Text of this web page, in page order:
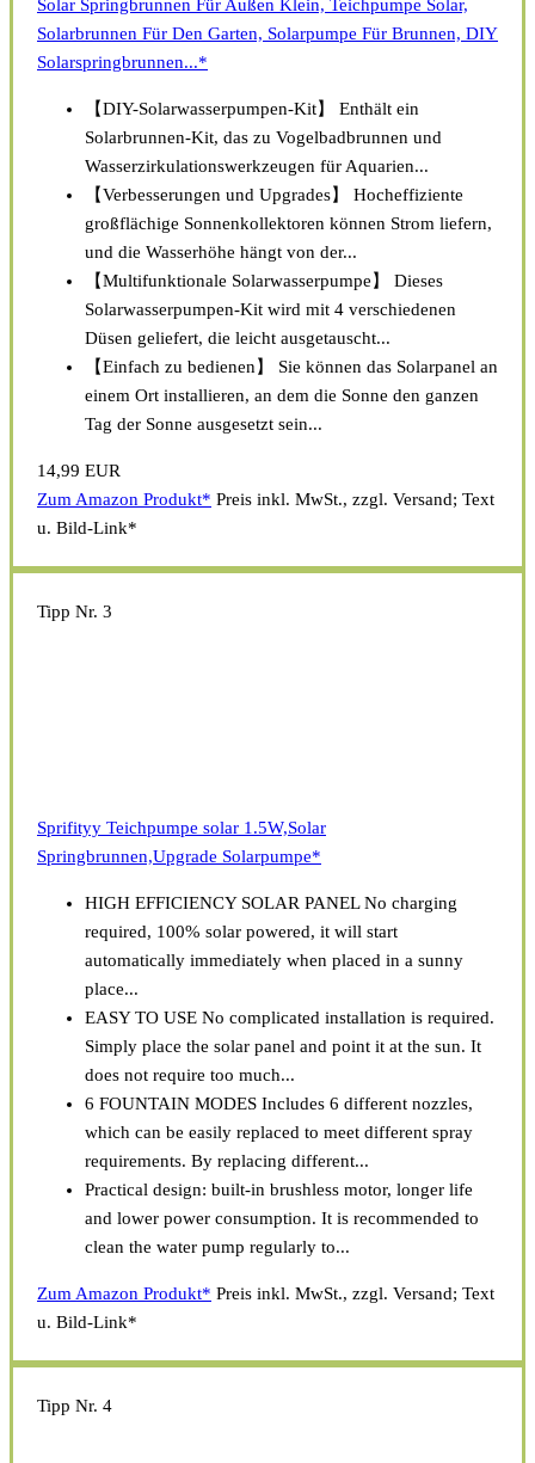
Solar Springbrunnen Für Außen Klein, Teichpumpe Solar,
Solarbrunnen Für Den Garten, Solarpumpe Für Brunnen, DIY
Solarspringbrunnen...*
【DIY-Solarwasserpumpen-Kit】 Enthält ein
Solarbrunnen-Kit, das zu Vogelbadbrunnen und
Wasserzirkulationswerkzeugen für Aquarien...
【Verbesserungen und Upgrades】 Hocheffiziente
großflächige Sonnenkollektoren können Strom liefern,
und die Wasserhöhe hängt von der...
【Multifunktionale Solarwasserpumpe】 Dieses
Solarwasserpumpen-Kit wird mit 4 verschiedenen
Düsen geliefert, die leicht ausgetauscht...
【Einfach zu bedienen】 Sie können das Solarpanel an
einem Ort installieren, an dem die Sonne den ganzen
Tag der Sonne ausgesetzt sein...
14,99 EUR
Zum Amazon Produkt* Preis inkl. MwSt., zzgl. Versand; Text
u. Bild-Link*
Tipp Nr. 3
Sprifityy Teichpumpe solar 1.5W,Solar
Springbrunnen,Upgrade Solarpumpe*
HIGH EFFICIENCY SOLAR PANEL No charging
required, 100% solar powered, it will start
automatically immediately when placed in a sunny
place...
EASY TO USE No complicated installation is required.
Simply place the solar panel and point it at the sun. It
does not require too much...
6 FOUNTAIN MODES Includes 6 different nozzles,
which can be easily replaced to meet different spray
requirements. By replacing different...
Practical design: built-in brushless motor, longer life
and lower power consumption. It is recommended to
clean the water pump regularly to...
Zum Amazon Produkt* Preis inkl. MwSt., zzgl. Versand; Text
u. Bild-Link*
Tipp Nr. 4